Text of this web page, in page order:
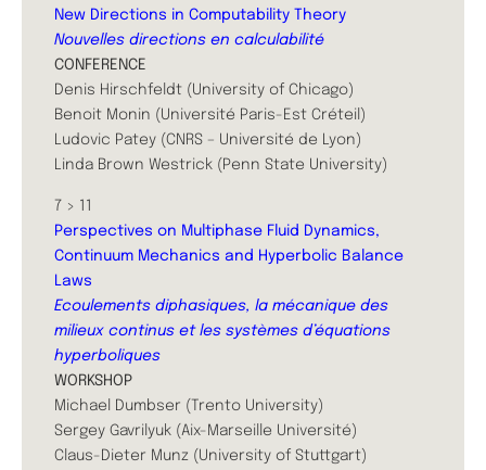
New Directions in Computability Theory
Nouvelles directions en calculabilité
CONFERENCE
Denis Hirschfeldt (University of Chicago)
Benoit Monin (Université Paris-Est Créteil)
Ludovic Patey (CNRS – Université de Lyon)
Linda Brown Westrick (Penn State University)
7 > 11
Perspectives on Multiphase Fluid Dynamics,
Continuum Mechanics and Hyperbolic Balance
Laws
Ecoulements diphasiques, la mécanique des
milieux continus et les systèmes d’équations
hyperboliques
WORKSHOP
Michael Dumbser (Trento University)
Sergey Gavrilyuk (Aix-Marseille Université)
Claus-Dieter Munz (University of Stuttgart)